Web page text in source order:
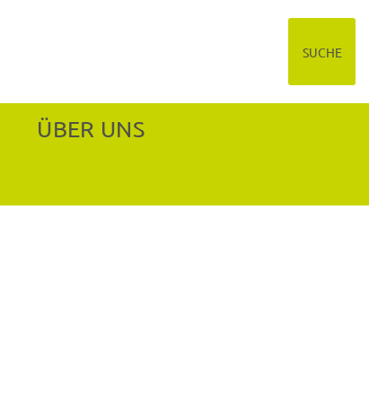
SUCHE
ÜBER UNS